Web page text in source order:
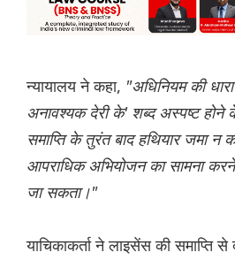
न्यायालय ने कहा, "अधिनियम की
अनावश्यक देरी के' शब्द अस्पष्ट
समाप्ति के तुरंत बाद हथियार जमा न
आपराधिक अभियोजन का सामना करने
जा सकता।"
याचिकाकर्ता ने लाइसेंस की समाप्ति